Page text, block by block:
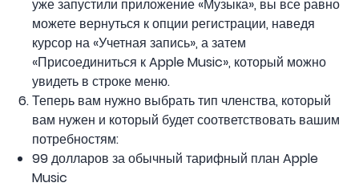
уже запустили приложение «Музыка», вы все равно
можете вернуться к опции регистрации, наведя
курсор на «Учетная запись», а затем
«Присоединиться к Apple Music», который можно
увидеть в строке меню.
Теперь вам нужно выбрать тип членства, который
вам нужен и который будет соответствовать вашим
потребностям:
99 долларов за обычный тарифный план Apple
Music